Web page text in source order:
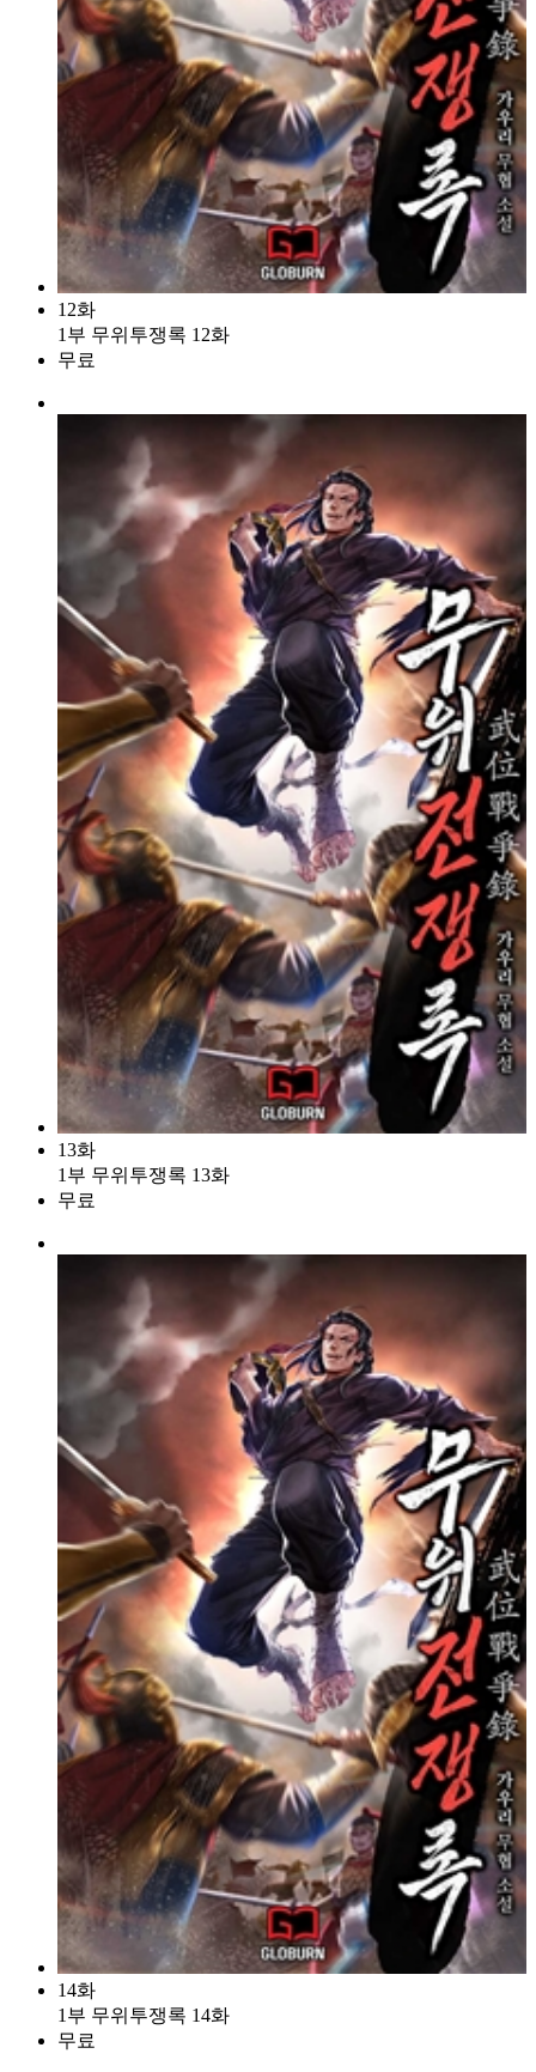
12화
1부 무위투쟁록 12화
무료
13화
1부 무위투쟁록 13화
무료
14화
1부 무위투쟁록 14화
무료